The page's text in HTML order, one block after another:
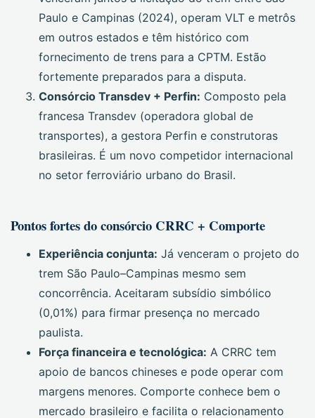
Paulo e Campinas (2024), operam VLT e metrôs
em outros estados e têm histórico com
fornecimento de trens para a CPTM. Estão
fortemente preparados para a disputa.
Consórcio Transdev + Perfin: Composto pela
francesa Transdev (operadora global de
transportes), a gestora Perfin e construtoras
brasileiras. É um novo competidor internacional
no setor ferroviário urbano do Brasil.
Pontos fortes do consórcio CRRC + Comporte
Experiência conjunta: Já venceram o projeto do
trem São Paulo–Campinas mesmo sem
concorrência. Aceitaram subsídio simbólico
(0,01%) para firmar presença no mercado
paulista.
Força financeira e tecnológica: A CRRC tem
apoio de bancos chineses e pode operar com
margens menores. Comporte conhece bem o
mercado brasileiro e facilita o relacionamento